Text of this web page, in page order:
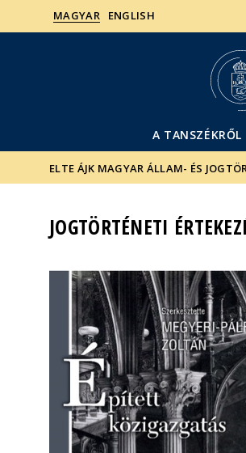
MAGYAR ENGLISH
A TANSZÉKRŐL
ELTE ÁJK MAGYAR ÁLLAM- ÉS
JOGTÖRTÉNETI